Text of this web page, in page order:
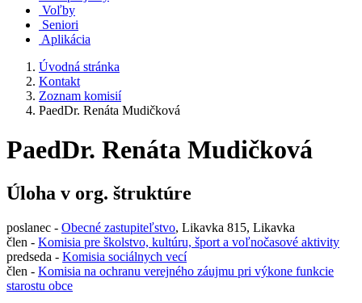
Voľby
Seniori
Aplikácia
Úvodná stránka
Kontakt
Zoznam komisií
PaedDr. Renáta Mudičková
PaedDr. Renáta Mudičková
Úloha v org. štruktúre
poslanec - Obecné zastupiteľstvo, Likavka 815, Likavka
člen - Komisia pre školstvo, kultúru, šport a voľnočasové aktivity
predseda - Komisia sociálnych vecí
člen - Komisia na ochranu verejného záujmu pri výkone funkcie
starostu obce